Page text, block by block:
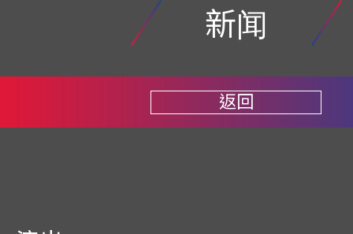
新闻
返回